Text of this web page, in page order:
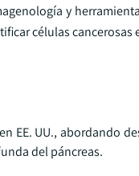
y
células cancerosas
EE. UU., abordando
del páncreas.